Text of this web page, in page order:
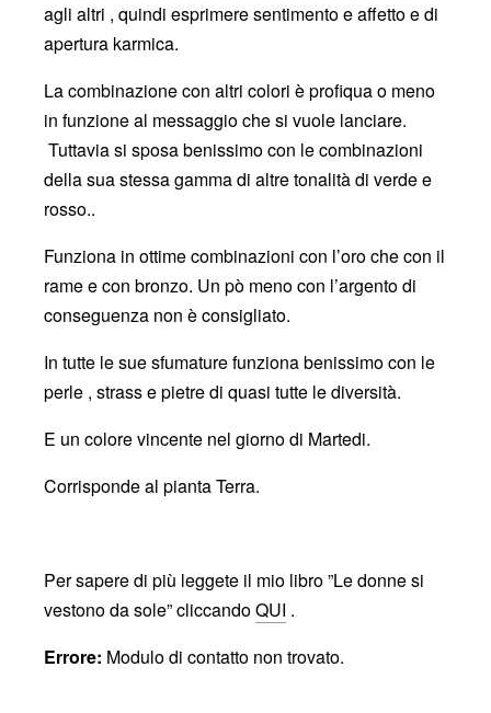
agli altri , quindi esprimere sentimento e affetto e di
apertura karmica.
La combinazione con altri colori è profiqua o meno
in funzione al messaggio che si vuole lanciare.
Tuttavia si sposa benissimo con le combinazioni
della sua stessa gamma di altre tonalità di verde e
rosso..
Funziona in ottime combinazioni con l’oro che con il
rame e con bronzo. Un pò meno con l’argento di
conseguenza non è consigliato.
In tutte le sue sfumature funziona benissimo con le
perle , strass e pietre di quasi tutte le diversità.
E un colore vincente nel giorno di Martedi.
Corrisponde al pianta Terra.
Per sapere di più leggete il mio libro ”Le donne si
vestono da sole” cliccandoQUI .
Errore: Modulo di contatto non trovato.